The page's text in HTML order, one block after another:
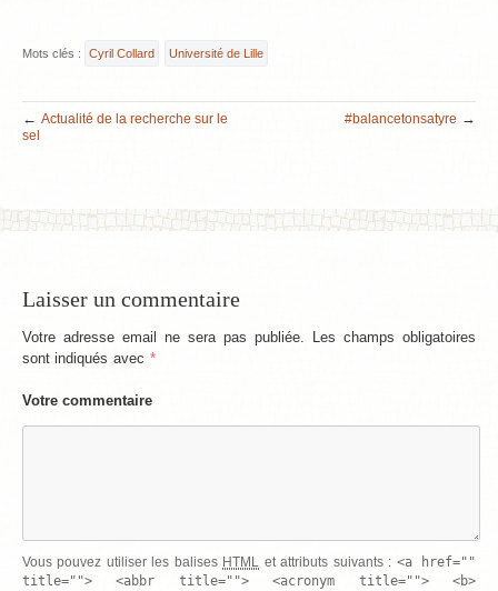
Mots clés : Cyril Collard Université de Lille
← Actualité de la recherche sur le
sel
#balancetonsatyre →
Laisser un commentaire
Votre adresse email ne sera pas publiée. Les champs obligatoires
sont indiqués avec *
Votre commentaire
Vous pouvez utiliser les balises HTML et attributs suivants : <a href=""
title=""> <abbr title=""> <acronym title=""> <b>